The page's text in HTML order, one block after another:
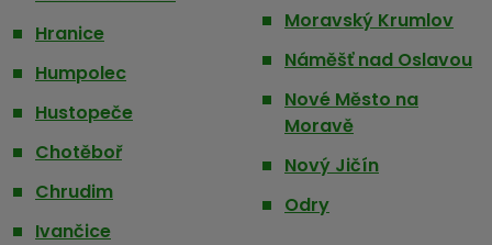
Hranice
Humpolec
Hustopeče
Chotěboř
Chrudim
Ivančice
Moravský Krumlov
Náměšť nad Oslavou
Nové Město na
Moravě
Nový Jičín
Odry